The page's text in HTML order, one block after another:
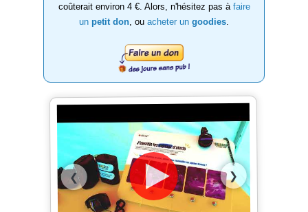
coûterait environ 4 €. Alors, n'hésitez pas à faire
un petit don , ou acheter un goodies
❮ ❯